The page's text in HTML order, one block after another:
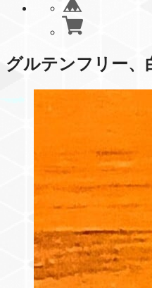
グルテンフリー、